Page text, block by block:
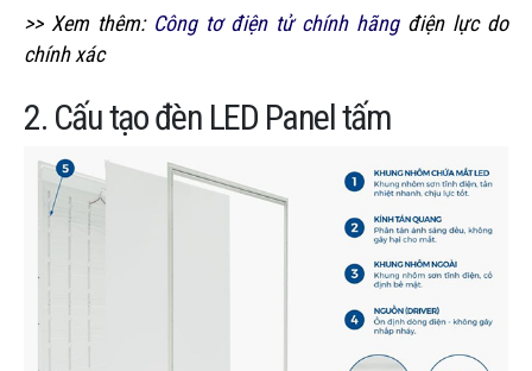
>> Xem thêm: Công tơ điện tử chính hãngđiện lực do
chính xác
2. Cấu tạo đèn LED Panel tấm